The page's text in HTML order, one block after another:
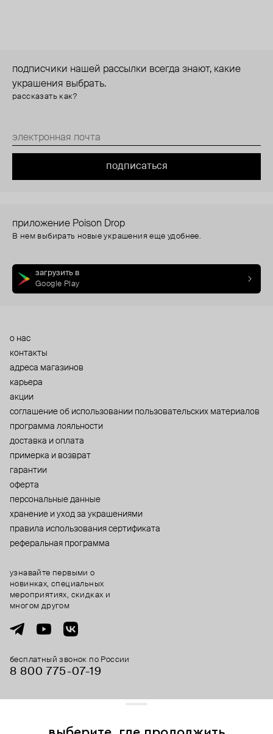
подписчики нашей рассылки всегда знают, какие
украшения выбрать.
рассказать как?
подписаться
приложение Poison Drop
В нем выбирать новые украшения еще удобнее.
загрузить в
Google Play
о нас
контакты
адреса магазинов
карьера
акции
cоглашение об использовании пользовательских материалов
программа лояльности
доставка и оплата
примерка и возврат
гарантии
оферта
персональные данные
хранение и уход за украшениями
правила использования сертификата
реферальная программа
бесплатный звонок по России
8 800 775⁠-07⁠-19
узнавайте первыми о
новинках, специальных
мероприятиях, скидках и
многом другом